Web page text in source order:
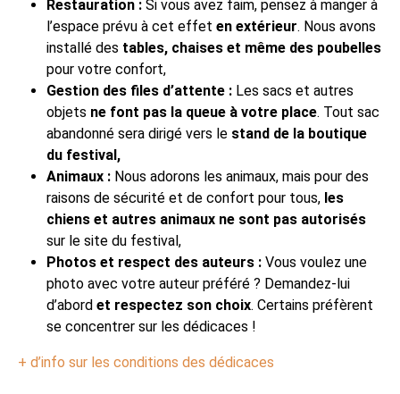
Restauration : Si vous avez faim, pensez à manger à
l’espace prévu à cet effet en extérieur. Nous avons
installé des tables, chaises et même des poubelles
pour votre confort,
Gestion des files d’attente : Les sacs et autres
objets ne font pas la queue à votre place. Tout sac
abandonné sera dirigé vers le stand de la boutique
du festival,
Animaux : Nous adorons les animaux, mais pour des
raisons de sécurité et de confort pour tous, les
chiens et autres animaux ne sont pas autorisés
sur le site du festival,
Photos et respect des auteurs : Vous voulez une
photo avec votre auteur préféré ? Demandez-lui
d’abord et respectez son choix. Certains préfèrent
se concentrer sur les dédicaces !
+ d’info sur les conditions des dédicaces